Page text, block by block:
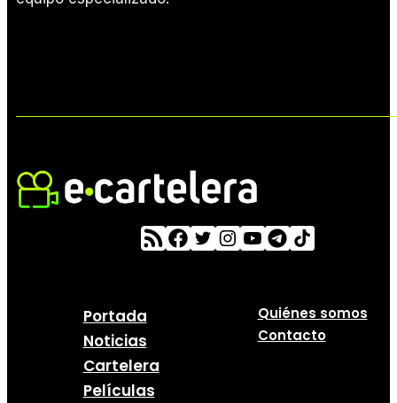
Portada
Noticias
Cartelera
Películas
Quiénes somos
Contacto